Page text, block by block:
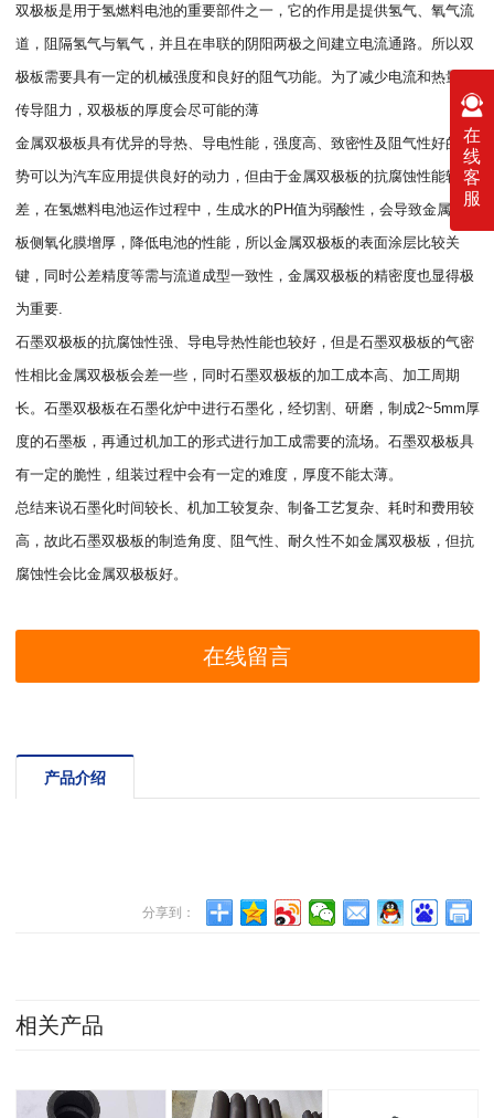
双极板是用于氢燃料电池的重要部件之一，它的作用是提供氢气、氧气流
道，阻隔氢气与氧气，并且在串联的阴阳两极之间建立电流通路。所以双
极板需要具有一定的机械强度和良好的阻气功能。为了减少电流和热量的
传导阻力，双极板的厚度会尽可能的薄
金属双极板具有优异的导热、导电性能，强度高、致密性及阻气性好的优
势可以为汽车应用提供良好的动力，但由于金属双极板的抗腐蚀性能较
差，在氢燃料电池运作过程中，生成水的PH值为弱酸性，会导致金属双极
板侧氧化膜增厚，降低电池的性能，所以金属双极板的表面涂层比较关
键，同时公差精度等需与流道成型一致性，金属双极板的精密度也显得极
为重要.
石墨双极板的抗腐蚀性强、导电导热性能也较好，但是石墨双极板的气密
性相比金属双极板会差一些，同时石墨双极板的加工成本高、加工周期
长。石墨双极板在石墨化炉中进行石墨化，经切割、研磨，制成2~5mm厚
度的石墨板，再通过机加工的形式进行加工成需要的流场。石墨双极板具
有一定的脆性，组装过程中会有一定的难度，厚度不能太薄。
总结来说石墨化时间较长、机加工较复杂、制备工艺复杂、耗时和费用较
高，故此石墨双极板的制造角度、阻气性、耐久性不如金属双极板，但抗
腐蚀性会比金属双极板好。
在线留言
产品介绍
分享到：
相关产品
在
线
客
服